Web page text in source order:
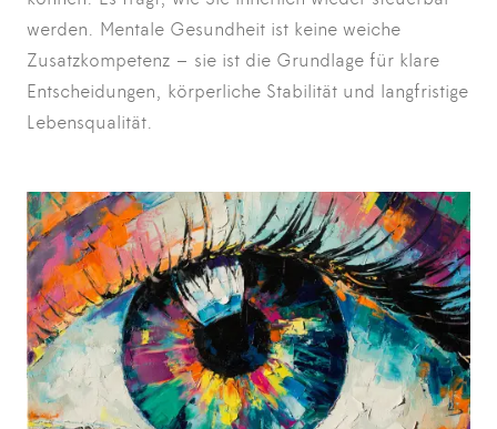
werden. Mentale Gesundheit ist keine weiche
Zusatzkompetenz – sie ist die Grundlage für klare
Entscheidungen, körperliche Stabilität und langfristige
Lebensqualität.